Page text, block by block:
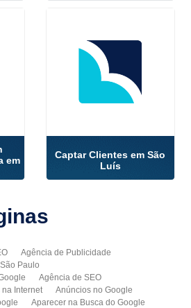
em
Captar Clientes em São
Luís
Agência de Publicidade
Paulo
Agência de SEO
Internet
Anúncios no Google
Aparecer na Busca do Google